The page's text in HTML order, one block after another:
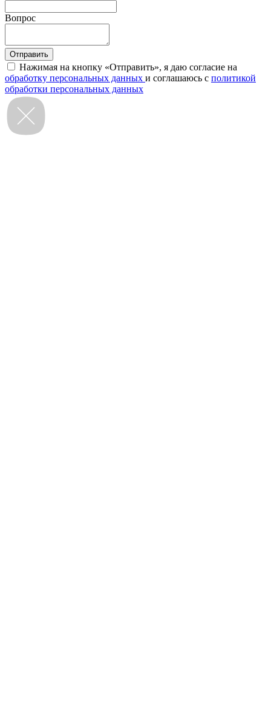
Вопрос
Нажимая на кнопку «Отправить», я даю согласие на
обработку персональных данных и соглашаюсь с политикой
обработки персональных данных